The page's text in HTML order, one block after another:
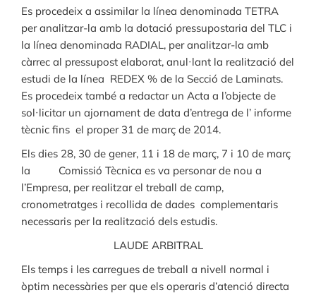
Es procedeix a assimilar la línea denominada TETRA
per analitzar-la amb la dotació pressupostaria del TLC i
la línea denominada RADIAL, per analitzar-la amb
càrrec al pressupost elaborat, anul·lant la realització del
estudi de la línea REDEX % de la Secció de Laminats.
Es procedeix també a redactar un Acta a l’objecte de
sol·licitar un ajornament de data d’entrega de l’ informe
tècnic fins el proper 31 de març de 2014.
Els dies 28, 30 de gener, 11 i 18 de març, 7 i 10 de març
la Comissió Tècnica es va personar de nou a
l’Empresa, per realitzar el treball de camp,
cronometratges i recollida de dades complementaris
necessaris per la realització dels estudis.
LAUDE ARBITRAL
Els temps i les carregues de treball a nivell normal i
òptim necessàries per que els operaris d’atenció directa